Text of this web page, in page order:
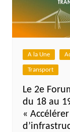
A la Une
Transport
Le 2e
du 18 au
«